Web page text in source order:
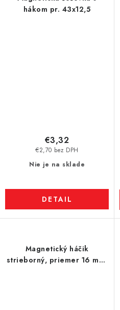
hákom pr. 43x12,5
Nie je na sklade
€2,70 bez DPH
€3,32
DETAIL
Magnetický háčik
strieborný, priemer 16 mm,